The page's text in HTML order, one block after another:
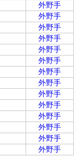
外野手
外野手
外野手
外野手
外野手
外野手
外野手
外野手
外野手
外野手
外野手
外野手
外野手
外野手